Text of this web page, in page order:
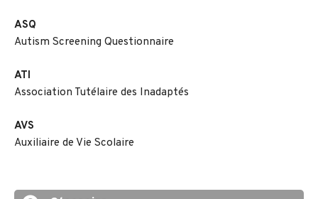
ASQ
Autism Screening Questionnaire
ATI
Association Tutélaire des Inadaptés
AVS
Auxiliaire de Vie Scolaire